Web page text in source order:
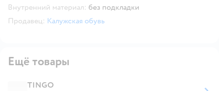
Внутренний материал: без подкладки
Продавец: Калужская обувь
Ещё товары
TINGO